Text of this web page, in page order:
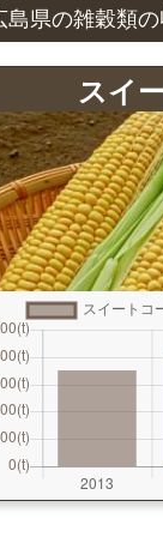
島県の雑穀類
スイ